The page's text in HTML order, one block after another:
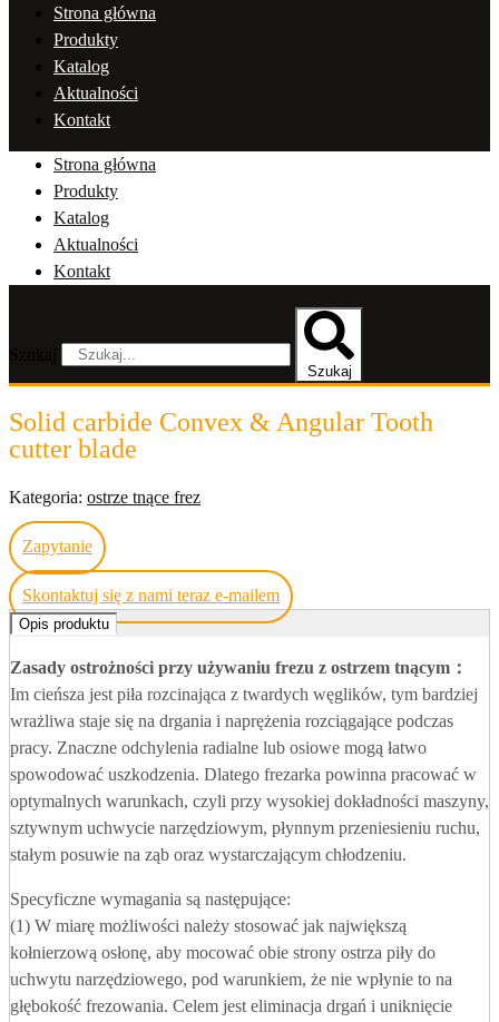
Strona główna
Produkty
Katalog
Aktualności
Kontakt
Strona główna
Produkty
Katalog
Aktualności
Kontakt
Szukaj
Solid carbide Convex & Angular Tooth
cutter blade
Kategoria: ostrze tnące frez
Zapytanie
Skontaktuj się z nami teraz e-mailem
Opis produktu
Zasady ostrożności przy używaniu frezu z ostrzem tnącym ：
Im cieńsza jest piła rozcinająca z twardych węglików, tym bardziej
wrażliwa staje się na drgania i naprężenia rozciągające podczas
pracy. Znaczne odchylenia radialne lub osiowe mogą łatwo
spowodować uszkodzenia. Dlatego frezarka powinna pracować w
optymalnych warunkach, czyli przy wysokiej dokładności maszyny,
sztywnym uchwycie narzędziowym, płynnym przeniesieniu ruchu,
stałym posuwie na ząb oraz wystarczającym chłodzeniu.
Specyficzne wymagania są następujące:
(1) W miarę możliwości należy stosować jak największą
kołnierzową osłonę, aby mocować obie strony ostrza piły do
uchwytu narzędziowego, pod warunkiem, że nie wpłynie to na
głębokość frezowania. Celem jest eliminacja drgań i uniknięcie